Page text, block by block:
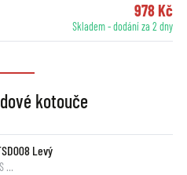
978 Kč
Skladem - dodání za 2 dny
kotouče
Levý
…